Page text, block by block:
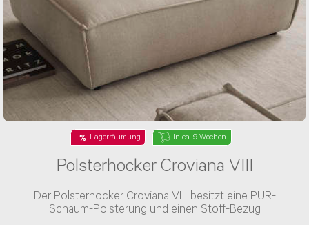
Lagerräumung In ca. 9 Wochen
Polsterhocker Croviana VIII
Der Polsterhocker Croviana VIII besitzt eine PUR-
Schaum-Polsterung und einen Stoff-Bezug